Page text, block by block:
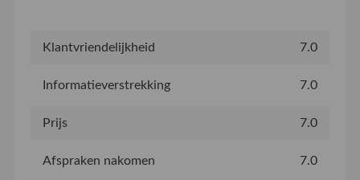
Klantvriendelijkheid 7.0
Informatieverstrekking 7.0
Prijs 7.0
Afspraken nakomen 7.0